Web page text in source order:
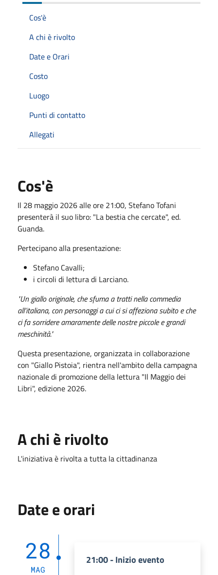
Cos'è
A chi è rivolto
Date e Orari
Costo
Luogo
Punti di contatto
Allegati
Cos'è
Il 28 maggio 2026 alle ore 21:00, Stefano Tofani
presenterà il suo libro: "La bestia che cercate", ed.
Guanda.
Pertecipano alla presentazione:
Stefano Cavalli;
i circoli di lettura di Larciano.
"Un giallo originale, che sfuma a tratti nella commedia
all’italiana, con personaggi a cui ci si affeziona subito e che
ci fa sorridere amaramente delle nostre piccole e grandi
meschinità."
Questa presentazione, organizzata in collaborazione
con "Giallo Pistoia", rientra nell'ambito della campagna
nazionale di promozione della lettura "Il Maggio dei
Libri", edizione 2026.
A chi è rivolto
L'iniziativa è rivolta a tutta la cittadinanza
Date e orari
28
MAG
21:00 - Inizio evento